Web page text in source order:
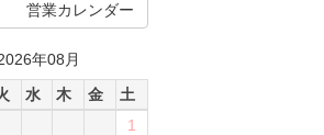
営業カレンダー
年08月
水 木 金
土
1